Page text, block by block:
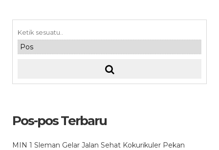
Pos-pos Terbaru
MIN 1 Sleman Gelar Jalan Sehat Kokurikuler Pekan